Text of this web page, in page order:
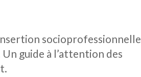
socioprofessionnelle
guide à l’attention des